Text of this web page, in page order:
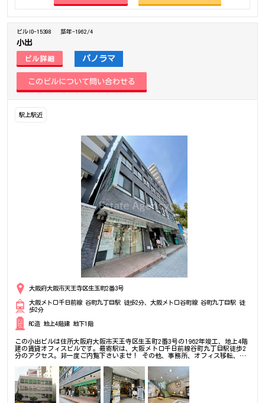
ビルID-15398 築年-1962/4
小出
ビル詳細 パノラマ
駅上駅近
大阪府大阪市天王寺区生玉町2番3号
大阪メトロ千日前線 谷町九丁目駅 徒歩2分、大阪メトロ谷町線 谷町九丁目駅 徒
歩2分
RC造 地上4階建 地下1階
この小出ビルは住所大阪府大阪市天王寺区生玉町2番3号の1962年竣工、地上4階
建の賃貸オフィスビルです。最寄駅は、大阪メトロ千日前線谷町九丁目駅徒歩2
分のアクセス。非一度ご内覧下さいませ！ その他、事務所、オフィス移転、不